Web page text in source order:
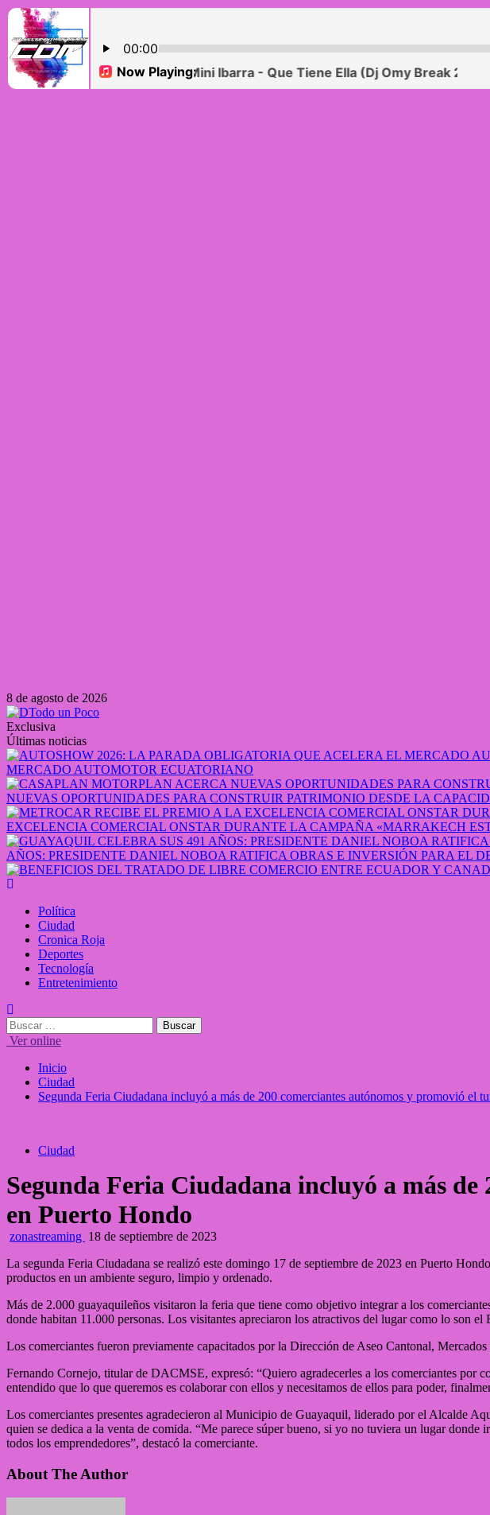
Saltar
al
contenido
8 de agosto de 2026
Exclusiva
Últimas noticias
MERCADO AUTOMOTOR ECUATORIANO
NUEVAS OPORTUNIDADES PARA CONSTRUIR PATRIMONIO DESDE LA
EXCELENCIA COMERCIAL ONSTAR DURANTE LA CAMPAÑA «MARRAKECH
AÑOS: PRESIDENTE DANIEL NOBOA RATIFICA OBRAS E INVERSIÓN PARA EL
Política
Ciudad
Cronica Roja
Deportes
Tecnología
Entretenimiento
Buscar:
Ver online
Inicio
Ciudad
Segunda Feria Ciudadana incluyó a más de 200 comerciantes autónomos y promovió el
Ciudad
Segunda Feria Ciudadana incluyó a más
en Puerto Hondo
zonastreaming 18 de septiembre de 2023
La segunda Feria Ciudadana se realizó este domingo 17 de septiembre de 2023 en Puerto
productos en un ambiente seguro, limpio y ordenado.
Más de 2.000 guayaquileños visitaron la feria que tiene como objetivo integrar a los
donde habitan 11.000 personas. Los visitantes apreciaron los atractivos del lugar como lo son el
Los comerciantes fueron previamente capacitados por la Dirección de Aseo Cantonal,
Fernando Cornejo, titular de DACMSE, expresó: “Quiero agradecerles a los comerciantes por
entendido que lo que queremos es colaborar con ellos y necesitamos de ellos para poder,
Los comerciantes presentes agradecieron al Municipio de Guayaquil, liderado por el Alcalde
quien se dedica a la venta de comida. “Me parece súper bueno, si yo no tuviera un lugar
todos los emprendedores”, destacó la comerciante.
About The Author